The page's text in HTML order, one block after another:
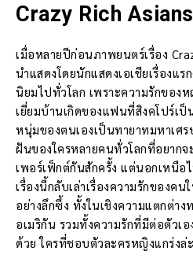
Crazy Rich Asians
เมื่อหลายปีก่อนภาพยนตร์เรื่อง
นำแสดงโดยนักแสดงเอเชียเรื่องแ
นิยมไปทั่วโลก เพราะความรักของ
เยี่ยมบ้านเกิดของแฟนที่สิงคโปร์เ
หนุ่มของตนเองเป็นทายาทมหาเศร
ฝันของใครหลายคนทั่วโลกที่อยาก
เพอร์เฟ็กต์กันสักครั้ง แต่นอกเหนื
เรื่องนี้กลับเล่าเรื่องความรักของค
อย่างลึกซึ้ง ทั้งในเชิงความแตกต่าง
อเมริกัน รวมทั้งความรักที่มีต่อตัวเ
ด้วย ใครที่ชอบตัวละครหญิงแกร่งล่